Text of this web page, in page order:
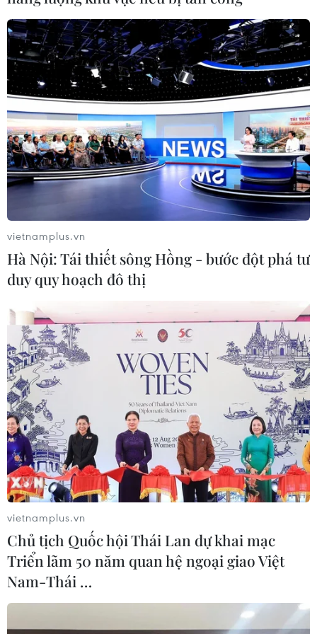
#Futsal châu Á
#Tranh vé Futsal World Cup
Uzbekistan
Theo dõi VietnamPlus
Đội tuyển Futsal Việt Nam
Đội tuyển Futsal Việt Nam giành chiến thắng
đậm tại giải đấu ở Thái Lan
Đội tuyển Futsal Việt Nam gây bất ngờ trước
đội xếp hạng 7 thế giới
Futsal Việt Nam đối đầu nhiều đối thủ mạnh ở
giải châu lục tại Thái Lan
Việt Nam giành hạng 3 giải Futsal Đông Nam Á
Việt Nam đối đầu đương kim vô địch, tranh vé
vietnamplus.vn
Hà Nội: Tái thiết sông Hồng - bước đột phá tư
duy quy hoạch đô thị
vietnamplus.vn
Chủ tịch Quốc hội Thái Lan dự khai mạc
Triển lãm 50 năm quan hệ ngoại giao Việt
Nam-Thái …